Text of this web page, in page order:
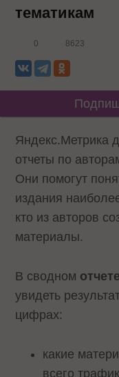
тематикам
0 8623
Яндекс.Метрика
отчеты по
Они помогут
издания
кто из авторов
материалы.
В сводном
увидеть
цифрах:
какие
всего